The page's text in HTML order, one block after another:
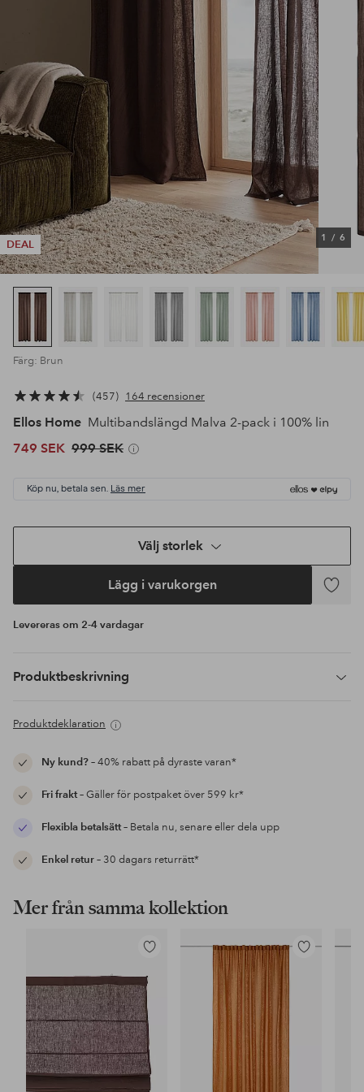
DEAL
1 / 6
Färg: Brun
457 164 recensioner
Ellos Home Multibandslängd Malva 2-pack i 100% lin
749 SEK 999 SEK
Köp nu, betala sen. Läs mer
Välj storlek
Lägg i varukorgen
Lägg
Levereras om 2-4 vardagar
Produktbeskrivning
Produktdeklaration
Ny kund?– 40% rabatt på dyraste varan*
Fri frakt– Gäller för postpaket över 599 kr*
Flexibla betalsätt– Betala nu, senare eller dela upp
Enkel retur– 30 dagars returrätt*
Mer från samma kollektion
Lägg
i
favoriter
Lägg